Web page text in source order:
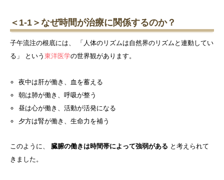
＜1-1＞なぜ時間が治療に関係するのか？
子午流注の根底には、 「人体のリズムは自然界のリズムと連動してい
る」 という 東洋医学の世界観があります。
夜中は肝が働き、血を蓄える
朝は肺が働き、呼吸が整う
昼は心が働き、活動が活発になる
夕方は腎が働き、生命力を補う
このように、 臓腑の働きは時間帯によって強弱がある と考えられて
きました。